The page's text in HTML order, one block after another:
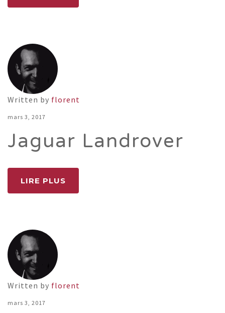
Written by florent
mars 3, 2017
Jaguar Landrover
LIRE PLUS
Written by florent
mars 3, 2017